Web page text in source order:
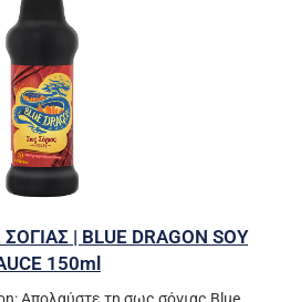
| BLUE DRAGON SOY
150ml